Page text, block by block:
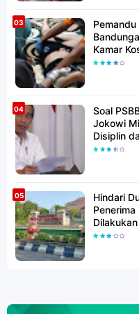
Kamar
Soal
Jokowi
Disiplin
Kesehatan
Hindari